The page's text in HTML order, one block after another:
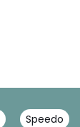
Speedo